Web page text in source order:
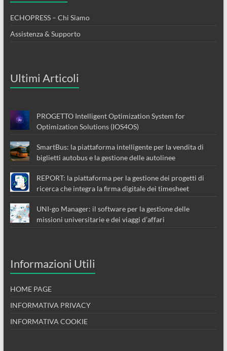
ECHOPRESS – Chi Siamo
Assistenza & Supporto
Ultimi Articoli
PROGETTO Intelligent Optimization System for
Optimization Solutions (IOS4OS)
SmartBus: la piattaforma intelligente per la vendita di
biglietti autobus e la gestione delle autolinee
REPORT: la piattaforma per la gestione dei progetti di
ricerca che integra la firma digitale dei timesheet
UNI-go Manager: il software per la gestione delle
missioni universitarie e dei viaggi d’affari
Informazioni Utili
HOME PAGE
INFORMATIVA PRIVACY
INFORMATIVA COOKIE